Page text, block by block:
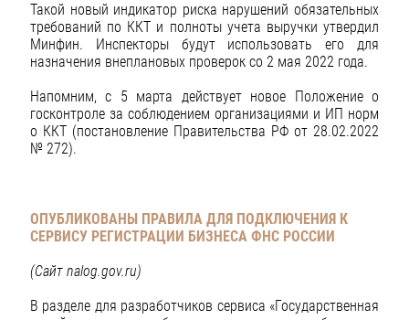
Такой новый индикатор риска нарушений обязательных
требований по ККТ и полноты учета выручки утвердил
Минфин. Инспекторы будут использовать его для
назначения внеплановых проверок со 2 мая 2022 года.
Напомним, с 5 марта действует новое Положение о
госконтроле за соблюдением организациями и ИП норм
о ККТ (постановление Правительства РФ от 28.02.2022
№ 272).
ОПУБЛИКОВАНЫ ПРАВИЛА ДЛЯ ПОДКЛЮЧЕНИЯ К
СЕРВИСУ РЕГИСТРАЦИИ БИЗНЕСА ФНС РОССИИ
(Сайт nalog.gov.ru)
В разделе для разработчиков сервиса «Государственная